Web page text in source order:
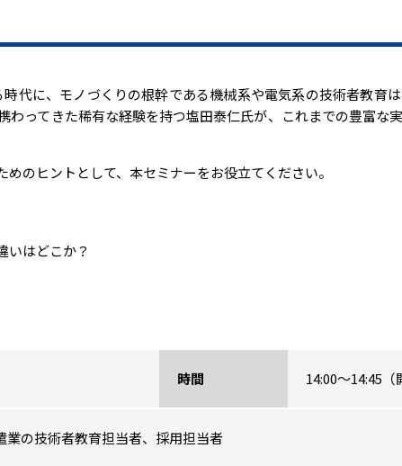
代に、モノづくりの根幹である機械系や電気系の技術者教育
わってきた稀有な経験を持つ塩田泰仁氏が、これまでの豊富な
のヒントとして、本セミナーをお役立てください。
はどこか？
時間 14:00～14:45（
業の技術者教育担当者、採用担当者